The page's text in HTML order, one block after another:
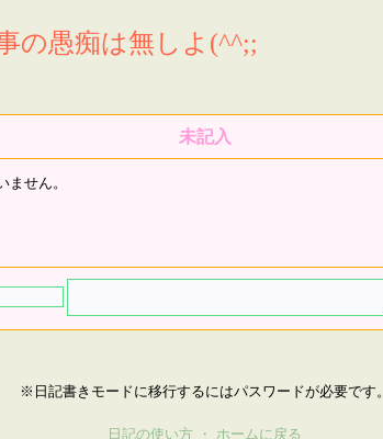
の愚痴は無しよ(^^;;
未記入
ません。
※日記書きモードに移行するにはパスワードが必要です。
日記の使い方 ・ ホームに戻る